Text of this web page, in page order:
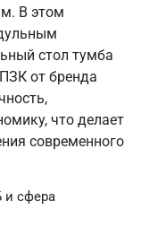
В этом
стол тумба
от бренда
что делает
современного
и сфера